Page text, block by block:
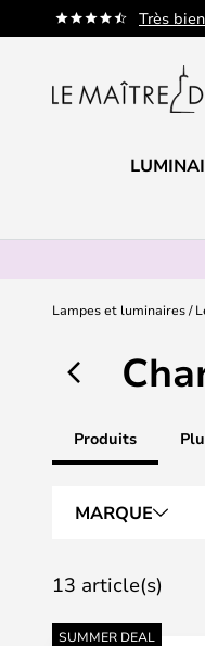
Très
Allez
au
Lampes et luminaires
Produits
MARQUE
13 article(s)
SUMMER DEAL